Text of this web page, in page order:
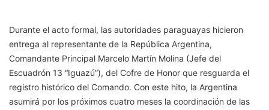
Durante el acto formal, las autoridades paraguayas hicieron
entrega al representante de la República Argentina,
Comandante Principal Marcelo Martín Molina (Jefe del
Escuadrón 13 “Iguazú”), del Cofre de Honor que resguarda el
registro histórico del Comando. Con este hito, la Argentina
asumirá por los próximos cuatro meses la coordinación de las